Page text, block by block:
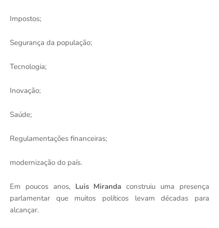
Impostos;
Segurança da população;
Tecnologia;
Inovação;
Saúde;
Regulamentações financeiras;
modernização do país.
Em poucos anos, Luis Miranda construiu uma presença
parlamentar que muitos políticos levam décadas para
alcançar.